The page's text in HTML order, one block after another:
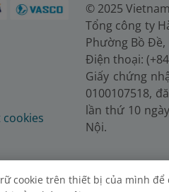
cookies
© 2025
Tổng công ty
Phường Bồ Đề,
Điện thoại:
Giấy chứng
0100107518,
lần thứ 10
Nội.
cookie trên thiết bị của mình